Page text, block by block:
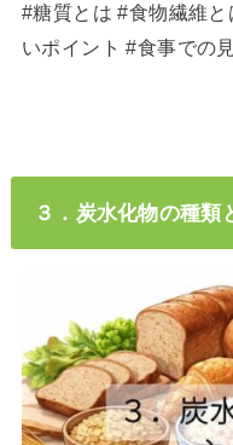
#糖質とは #食物繊維
いポイント #食事での
３．炭水化物の種類